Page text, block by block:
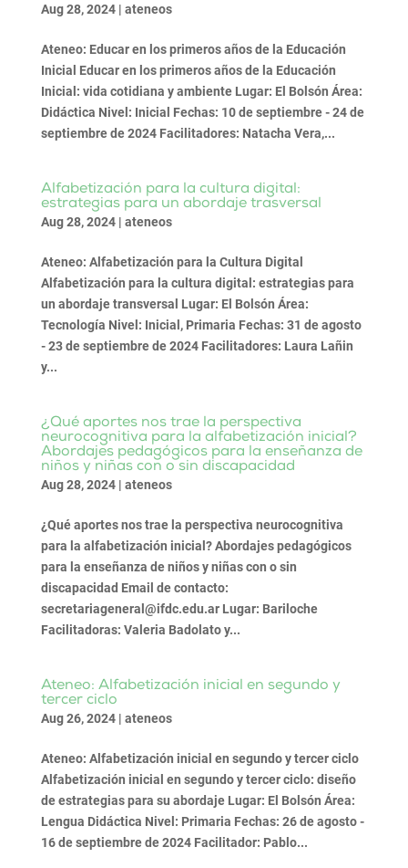
Aug 28, 2024| ateneos
Ateneo: Educar en los primeros años de la Educación
Inicial Educar en los primeros años de la Educación
Inicial: vida cotidiana y ambiente Lugar: El Bolsón Área:
Didáctica Nivel: Inicial Fechas: 10 de septiembre - 24 de
septiembre de 2024 Facilitadores: Natacha Vera,...
Alfabetización para la cultura digital:
estrategias para un abordaje trasversal
Aug 28, 2024| ateneos
Ateneo: Alfabetización para la Cultura Digital
Alfabetización para la cultura digital: estrategias para
un abordaje transversal Lugar: El Bolsón Área:
Tecnología Nivel: Inicial, Primaria Fechas: 31 de agosto
- 23 de septiembre de 2024 Facilitadores: Laura Lañin
y...
¿Qué aportes nos trae la perspectiva
neurocognitiva para la alfabetización inicial?
Abordajes pedagógicos para la enseñanza de
niños y niñas con o sin discapacidad
Aug 28, 2024| ateneos
¿Qué aportes nos trae la perspectiva neurocognitiva
para la alfabetización inicial? Abordajes pedagógicos
para la enseñanza de niños y niñas con o sin
discapacidad Email de contacto:
secretariageneral@ifdc.edu.ar Lugar: Bariloche
Facilitadoras: Valeria Badolato y...
Ateneo: Alfabetización inicial en segundo y
tercer ciclo
Aug 26, 2024| ateneos
Ateneo: Alfabetización inicial en segundo y tercer ciclo
Alfabetización inicial en segundo y tercer ciclo: diseño
de estrategias para su abordaje Lugar: El Bolsón Área:
Lengua Didáctica Nivel: Primaria Fechas: 26 de agosto -
16 de septiembre de 2024 Facilitador: Pablo...